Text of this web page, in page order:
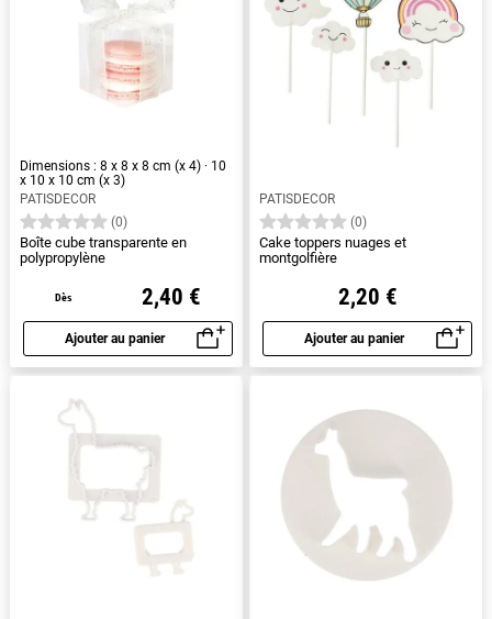
Dimensions : 8 x 8 x 8 cm (x 4) · 10
x 10 x 10 cm (x 3)
PATISDECOR
(0)
Boîte cube transparente en
polypropylène
Dès 2,40 €
Ajouter au panier
Aperçu rapide
PATISDECOR
(0)
Cake toppers nuages et
montgolfière
2,20 €
Ajouter au panier
Aperçu rapide